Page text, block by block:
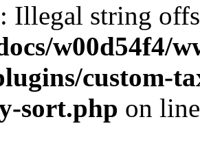
: Illegal string
w00d54f4/
custom-
sort.php on